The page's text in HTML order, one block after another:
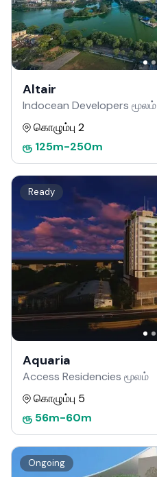
Altair
Indocean Developers மூலம்
கொழும்பு 2
ரூ 125m-250m
Ready
Aquaria
Access Residencies மூலம்
கொழும்பு 5
ரூ 56m-60m
Ongoing